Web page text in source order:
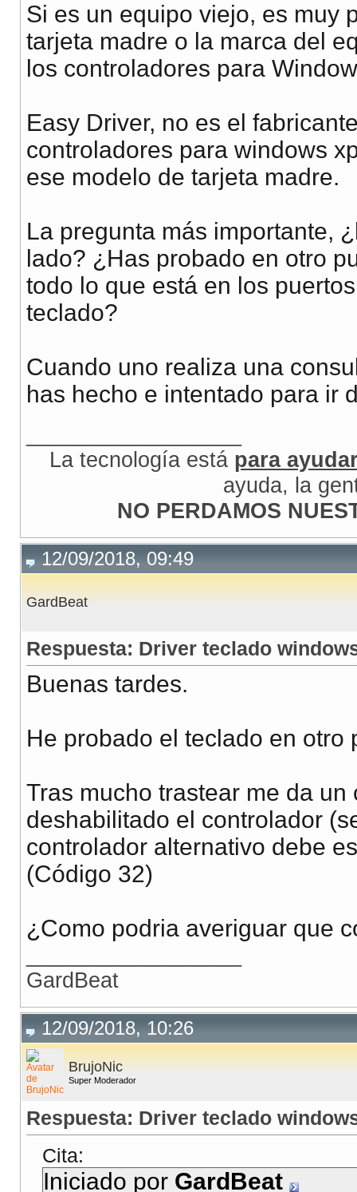
Si es un equipo viejo, es muy
tarjeta madre o la marca del
los controladores para
Easy Driver, no es el
controladores para windows
ese modelo de tarjeta madre.
La pregunta más importante,
lado? ¿Has probado en otro
todo lo que está en los
teclado?
Cuando uno realiza una
has hecho e intentado para ir
La tecnología está para
ayuda, la
NO PERDAMOS
12/09/2018, 09:49
GardBeat
Respuesta: Driver teclado
Buenas tardes.
He probado el teclado en otro
Tras mucho trastear me da
deshabilitado el controlador
controlador alternativo debe
(Código 32)
¿Como podria averiguar que
GardBeat
12/09/2018, 10:26
BrujoNic
Super Moderador
Respuesta: Driver teclado
Cita:
Iniciado por GardBeat